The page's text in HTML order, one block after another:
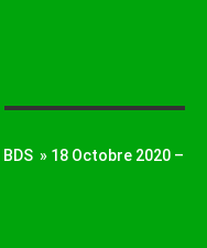
BDS » 18 Octobre 2020 –